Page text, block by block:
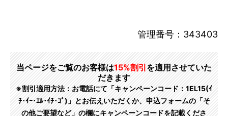
管理番号：343403
当ページをご覧のお客様は15%割引 を適用させていた
だきます
※割引適用方法：お電話にて「キャンペーンコード：1EL15(ｲ
ﾁ･ｲｰ･ｴﾙ･ｲﾁ･ｺﾞ)」とお伝えいただくか、申込フォームの「そ
の他ご要望など」の欄にキャンペーンコードを記載くださ